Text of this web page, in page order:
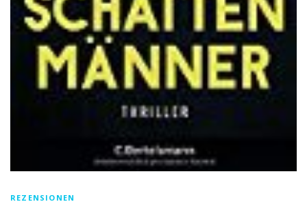
REZENSIONEN